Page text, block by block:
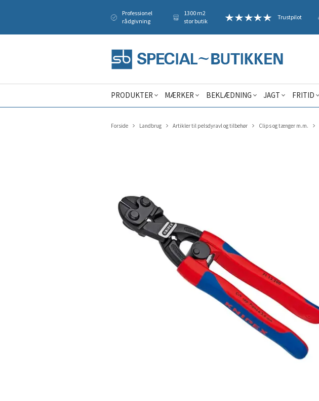
Professionel
rådgivning
1300 m2
stor butik
Trustpilot
PRODUKTER MÆRKER BEKLÆDNING JAGT FRITID
Forside Landbrug Artikler til pelsdyravl og tilbehør Clips og tænger m.m.